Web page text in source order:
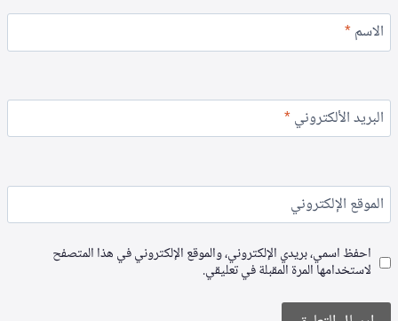
الاسم*
البريد الألكتروني*
الموقع الإلكتروني
احفظ اسمي، بريدي الإلكتروني، والموقع الإلكتروني في هذا المتصفح
لاستخدامها المرة المقبلة في تعليقي.